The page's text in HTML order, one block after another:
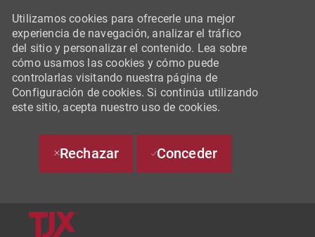
Utilizamos cookies para ofrecerle una mejor
experiencia de navegación, analizar el tráfico
del sitio y personalizar el contenido. Lea sobre
cómo usamos las cookies y cómo puede
controlarlas visitando nuestra página de
Configuración de cookies. Si continúa utilizando
este sitio, acepta nuestro uso de cookies.
Rechazar Conceder